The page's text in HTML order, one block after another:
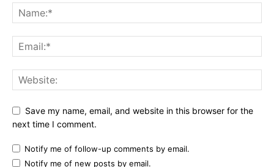
Save my name, email, and website in this browser for the
next time I comment.
Notify me of follow-up comments by email.
Notify me of new posts by email.